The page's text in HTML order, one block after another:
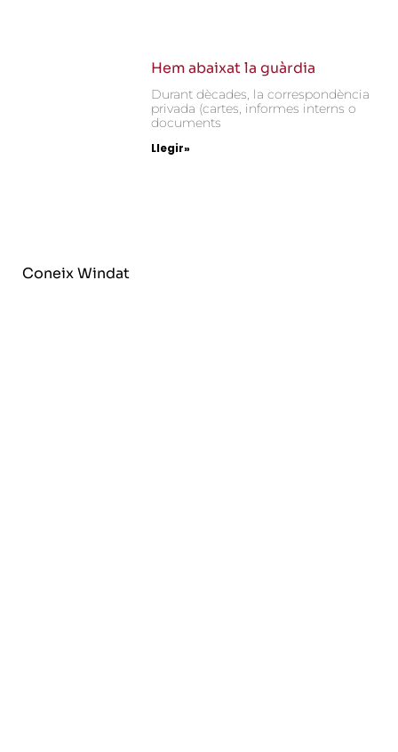
Hem abaixat la guàrdia
Durant dècades, la correspondència
privada (cartes, informes interns o
documents
Llegir»
Coneix Windat